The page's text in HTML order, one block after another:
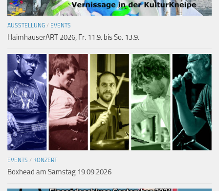
AUSSTELLUNG / EVENTS
HaimhauserART 2026, Fr. 11.9. bis So. 13.9.
EVENTS / KONZERT
Boxhead am Samstag 19.09.2026